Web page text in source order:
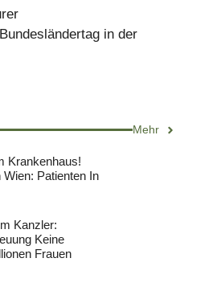
in der
Mehr
Krankenhaus!
Wien: Patienten In
Kanzler:
Keine
Frauen